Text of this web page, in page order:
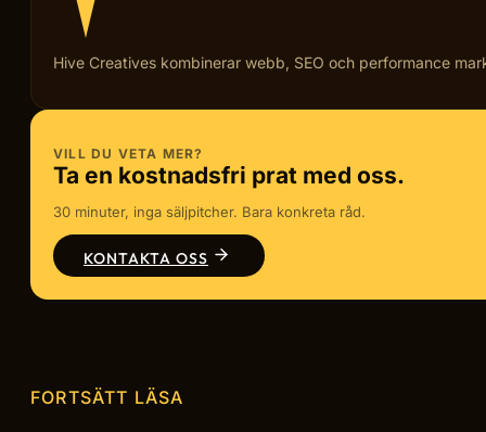
Hive Creatives kombinerar webb, SEO och performance
VILL DU VETA MER?
Ta en kostnadsfri prat med oss.
30 minuter, inga säljpitcher. Bara konkreta råd.
KONTAKTA OSS
FORTSÄTT LÄSA